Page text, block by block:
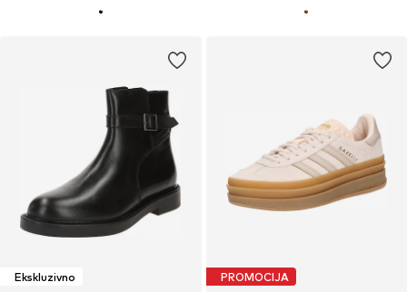
Ekskluzivno PROMOCIJA